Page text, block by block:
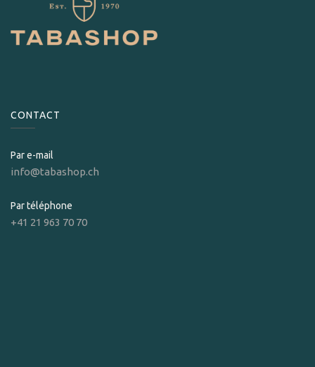
CONTACT
Par e-mail
info@tabashop.ch
Par téléphone
+41 21 963 70 70